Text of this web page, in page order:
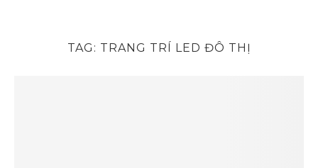
TAG: TRANG TRÍ LED ĐÔ THỊ